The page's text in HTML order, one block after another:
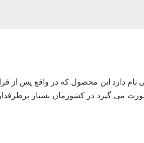
دارد این محصول که در واقع پس از
گیرد در کشورمان بسیار پرطرفدار